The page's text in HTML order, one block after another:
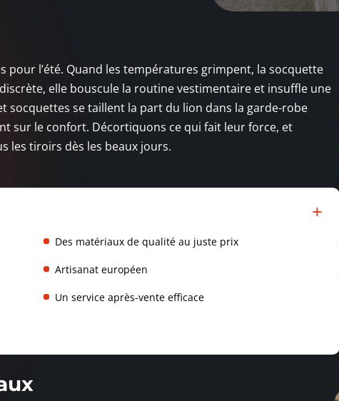
pour l’été. Quand les températures grimpent, la socquette
elle bouscule la routine vestimentaire et insuffle une
socquettes se taillent la part du lion dans la garde-robe
sur le confort. Décortiquons ce qui fait leur force, et
les tiroirs dès les beaux jours.
Des matériaux de qualité au juste prix
Artisanat européen
Un service après-vente efficace